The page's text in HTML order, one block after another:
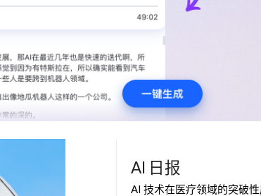
AI 日报
AI 技术在医疗领域的突破